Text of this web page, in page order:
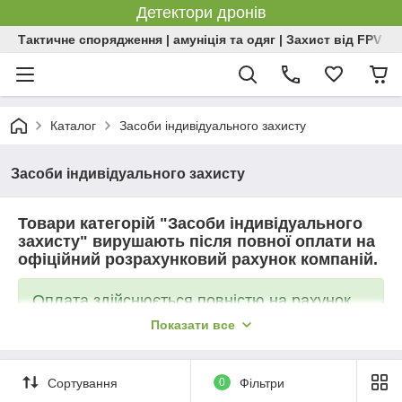
Детектори дронів
Тактичне спорядження | амуніція та одяг | Захист від FPV |
Каталог Засоби індивідуального захисту
Засоби індивідуального захисту
Товари категорій "Засоби індивідуального
захисту" вирушають після повної оплати на
офіційний розрахунковий рахунок компаній.
Оплата здійснюється повністю на рахунок
Чому ми працюємо за такою схемою?
Це офіційний та прозорий метод
Показати все
Сортування 0 Фільтри